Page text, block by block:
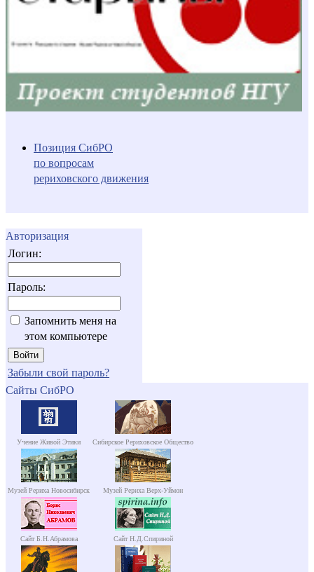
Позиция СибРО
по вопросам
рериховского движения
Авторизация
Логин:
Пароль:
Запомнить меня на
этом компьютере
Забыли свой пароль?
Сайты СибРО
Учение Живой Этики Сибирское Рериховское Общество
Музей Рериха Новосибирск Музей Рериха Верх-Уймон
Сайт Б.Н.Абрамова Сайт Н.Д.Спириной